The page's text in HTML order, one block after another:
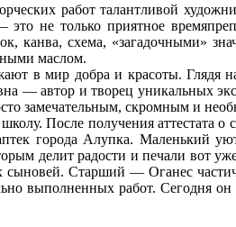
работ талантливой
не только приятное
схема, «загадочными»
маслом.
в мир добра и красоты. Глядя
— автор и творец уникальных
замечательным, скромным и
После получения аттестата
города Алупка. Маленький
делит радости и печали вот
Старший — Оганес
выполненных работ. Сегодня